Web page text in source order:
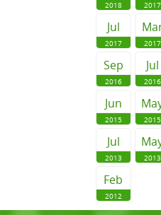
2018 2017
Jul
2017 2017
Sep
2016
Jul
2016
Jun
2015 2015
Jul
2013 2013
Feb
2012